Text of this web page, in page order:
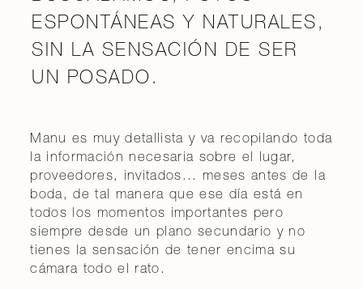
ESPONTÁNEAS Y NATURALES,
SIN LA SENSACIÓN DE SER
UN POSADO.
Manu es muy detallista y va recopilando toda
la información necesaria sobre el lugar,
proveedores, invitados... meses antes de la
boda, de tal manera que ese día está en
todos los momentos importantes pero
siempre desde un plano secundario y no
tienes la sensación de tener encima su
cámara todo el rato.